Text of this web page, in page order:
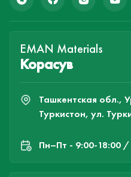
EMAN Materials
Корасув
Ташкентская обл.,
Туркистон, ул.
Пн–Пт - 9:00-18:00 /